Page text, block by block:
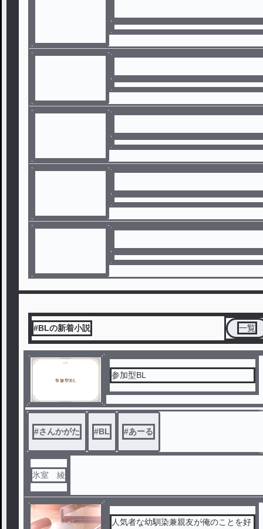
#BLの新着小説 一覧
参加型BL
#さんかがた #BL #あーる
氷室 綾
人気者な幼馴染兼親友が俺のことを好